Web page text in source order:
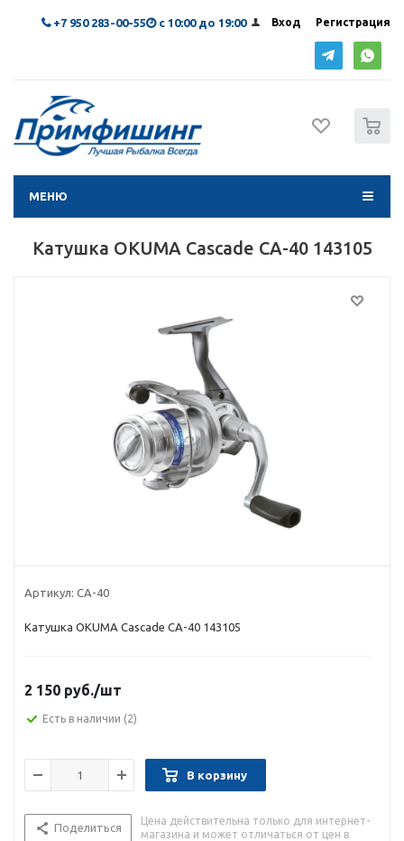
Вход Регистрация
+7 950 283-00-55 с 10:00 до 19:00
МЕНЮ
Катушка OKUMA Cascade CA-40 143105
Артикул: CA-40
Катушка OKUMA Cascade CA-40 143105
2 150 руб./шт
Есть в наличии (2)
В корзину
Поделиться
Цена действительна только для интернет-
магазина и может отличаться от цен в